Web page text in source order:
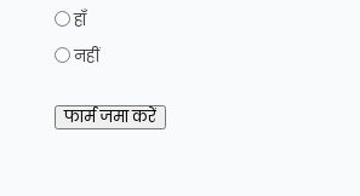
हाँ
नहीं
फार्म जमा करें